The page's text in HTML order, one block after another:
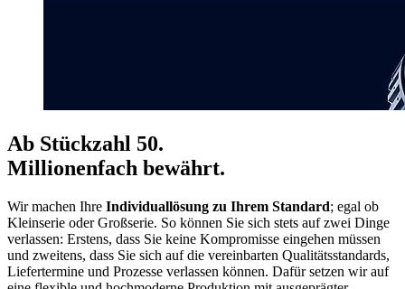
Ab Stückzahl 50.
Millionenfach bewährt.
Wir machen Ihre Individuallösung zu Ihrem Standard; egal ob
Kleinserie oder Großserie. So können Sie sich stets auf zwei Dinge
verlassen: Erstens, dass Sie keine Kompromisse eingehen müssen
und zweitens, dass Sie sich auf die vereinbarten Qualitätsstandards,
Liefertermine und Prozesse verlassen können. Dafür setzen wir auf